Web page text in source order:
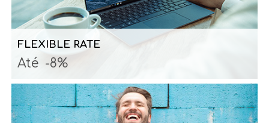
FLEXIBLE RATE
Até -8%